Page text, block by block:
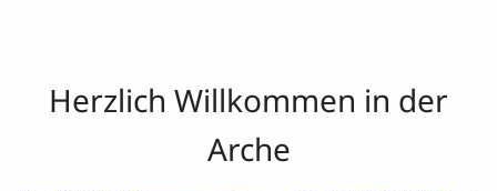
Herzlich Willkommen in der
Arche